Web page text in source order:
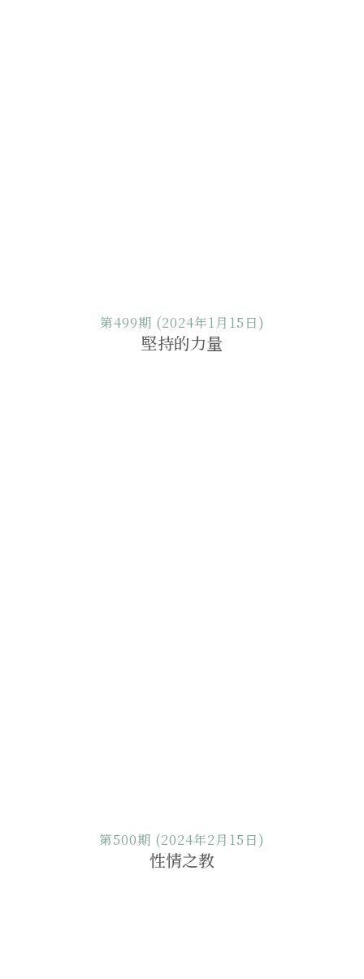
第499期 (2024年1月15日)
堅持的力量
第500期 (2024年2月15日)
性情之教